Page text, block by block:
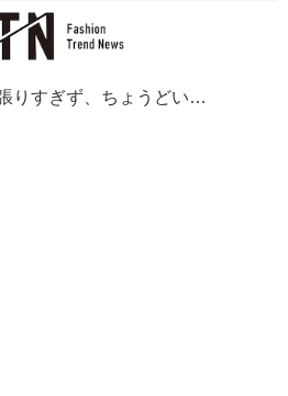
頑張りすぎず、ちょうどいい！【niko and ...】大人の抜け感コーデに♡「大きめシャツ」